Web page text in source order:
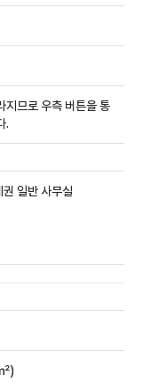
지므로 우측 버튼을 통
.
일반 사무실
)